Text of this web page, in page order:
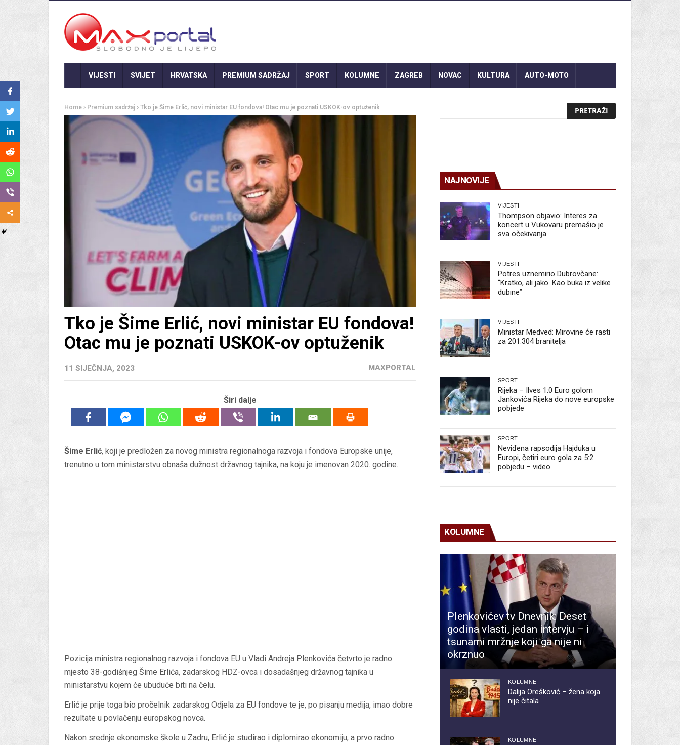
VIJESTI SVIJET HRVATSKA PREMIUM SADRŽAJ SPORT KOLUMNE ZAGREB NOVAC KULTURA AUTO-MOTO
Home Premium sadržaj Tko je Šime Erlić, novi ministar EU fondova! Otac mu je poznati USKOK-ov optuženik
Tko je Šime Erlić, novi ministar EU fondova!
Otac mu je poznati USKOK-ov optuženik
11 SIJEČNJA, 2023 MAXPORTAL
Širi dalje
Šime Erlić, koji je predložen za novog ministra regionalnoga razvoja i fondova Europske unije,
trenutno u tom ministarstvu obnaša dužnost državnog tajnika, na koju je imenovan 2020. godine.
Pozicija ministra regionalnog razvoja i fondova EU u Vladi Andreja Plenkovića četvrto je radno
mjesto 38-godišnjeg Šime Erlića, zadarskog HDZ-ovca i dosadašnjeg državnog tajnika u
ministarstvu kojem će ubuduće biti na čelu.
Erlić je prije toga bio pročelnik zadarskog Odjela za EU fondove te je, po pisanju medija, imao dobre
rezultate u povlačenju europskog novca.
Nakon srednje ekonomske škole u Zadru, Erlić je studirao i diplomirao ekonomiju, a prvo radno
NAJNOVIJE
VIJESTI
Thompson objavio: Interes za
koncert u Vukovaru premašio je
sva očekivanja
VIJESTI
Potres uznemirio Dubrovčane:
“Kratko, ali jako. Kao buka iz velike
dubine”
VIJESTI
Ministar Medved: Mirovine će rasti
za 201.304 branitelja
SPORT
Rijeka – Ilves 1:0 Euro golom
Jankovića Rijeka do nove europske
pobjede
SPORT
Neviđena rapsodija Hajduka u
Europi, četiri euro gola za 5:2
pobjedu – video
KOLUMNE
Plenkovićev tv Dnevnik: Deset
godina vlasti, jedan intervju – i
tsunami mržnje koji ga nije ni
okrznuo
KOLUMNE
Dalija Orešković – žena koja
nije čitala
KOLUMNE